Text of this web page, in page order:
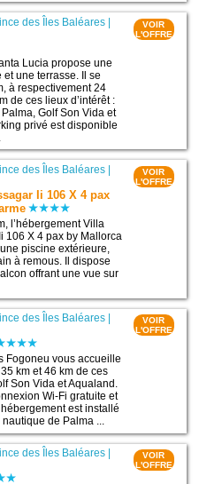
des Îles Baléares |
Lucia propose une
une terrasse. Il se
à respectivement 24
de ces lieux d’intérêt :
Golf Son Vida et
privé est disponible
VOIR
L'OFFRE
des Îles Baléares
Ii 106 X 4 pax
l’hébergement Villa
106 X 4 pax by Mallorca
piscine extérieure,
à remous. Il dispose
offrant une vue sur
VOIR
L'OFFRE
des Îles Baléares
Fogoneu vous accueille
km et 46 km de ces
Son Vida et Aqualand.
Wi-Fi gratuite et
est installé
de Palma ...
VOIR
L'OFFRE
des Îles Baléares
VOIR
L'OFFRE